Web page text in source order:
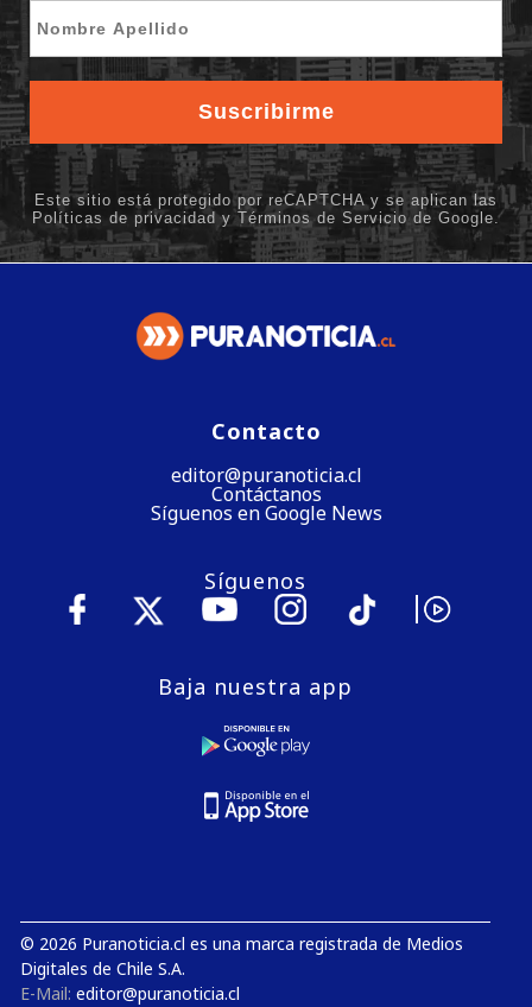
Contacto
editor@puranoticia.cl
Contáctanos
Síguenos en Google News
Síguenos
Baja nuestra app
© 2026 Puranoticia.cl es una marca registrada de Medios
Digitales de Chile S.A.
E-Mail: editor@puranoticia.cl